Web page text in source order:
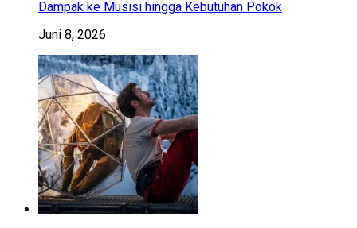
Dampak ke Musisi hingga Kebutuhan Pokok
Juni 8, 2026